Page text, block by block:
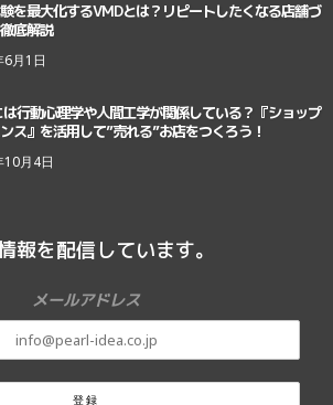
を最大化するVMDとは？リピートしたくなる店舗づ
底解説
月1日
行動心理学や人間工学が関係している？『ショップ
ス』を活用して”売れる”お店をつくろう！
月4日
報を配信しています。
メールアドレス